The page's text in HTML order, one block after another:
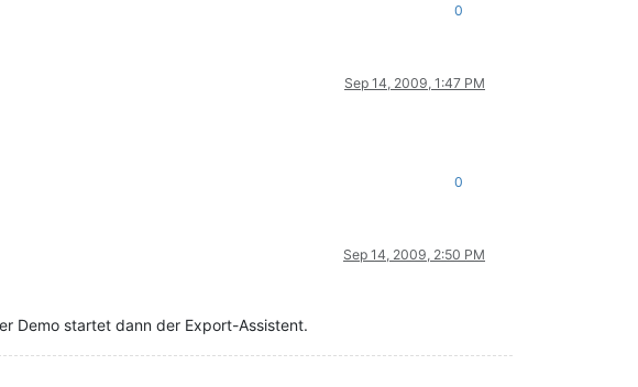
0
Sep 14, 2009, 1:47 PM
0
Sep 14, 2009, 2:50 PM
Demo startet dann der Export-Assistent.